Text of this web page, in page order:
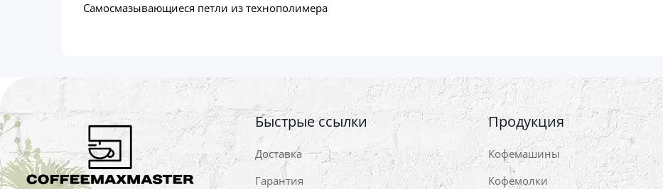
Самосмазывающиеся петли из технополимера
Быстрые ссылки
Доставка
Гарантия
Продукция
Кофемашины
Кофемолки